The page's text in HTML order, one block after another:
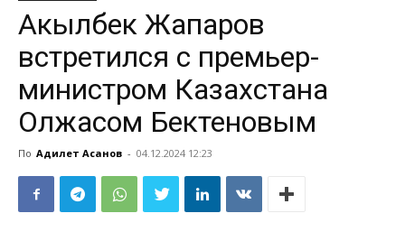
Акылбек Жапаров
встретился с премьер-
министром Казахстана
Олжасом Бектеновым
По Адилет Асанов - 04.12.2024 12:23